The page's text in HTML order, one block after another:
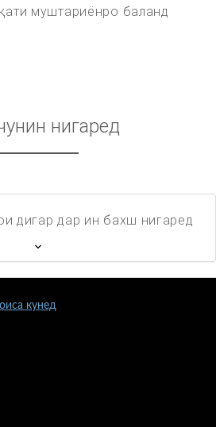
муштариёнро баланд
нигаред
дигар дар ин бахш нигаред
кунед